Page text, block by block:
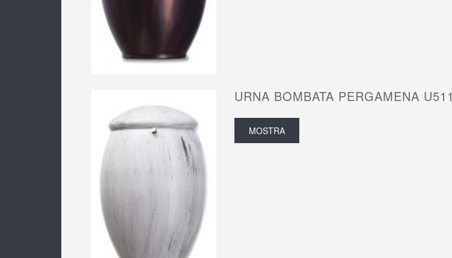
URNA BOMBATA PERGAMENA U511
MOSTRA